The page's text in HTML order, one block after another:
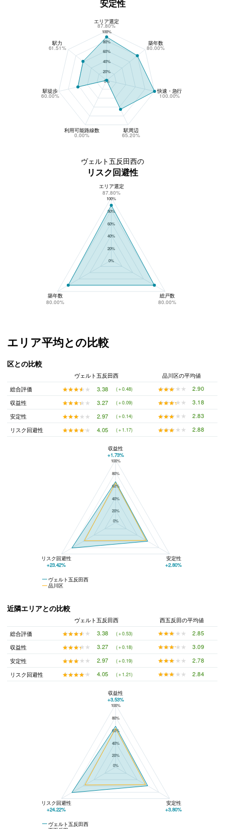
安定性
100%
80%
60%
40%
20%
0%
エリア選定
87.80%
駅力
61.51%
駅徒歩
60.00%
利用可能路線数
0.00%
駅周辺
65.20%
快速・急行
100.00%
築年数
80.00%
ヴェルト五反田西の
リスク回避性
ヴェルト五反田西のリスク回避性
100%
80%
60%
40%
20%
0%
エリア選定
87.80%
築年数
80.00%
総戸数
80.00%
エリア平均との比較
区との比較
ヴェルト五反田西
品川区の平均値
総合評価
★★★★★
★★★★★ 3.38 (＋0.48) ★★★★★
★★★★★
2.90
収益性
★★★★★
★★★★★ 3.27 (＋0.09) ★★★★★
★★★★★
3.18
安定性
★★★★★
★★★★★ 2.97 (＋0.14) ★★★★★
★★★★★
2.83
リスク回避性
★★★★★
★★★★★ 4.05 (＋1.17) ★★★★★
★★★★★ 2.88
ヴェルト五反田西と品川区の平均値の総合評価の比較
100%
80%
60%
40%
20%
0%
ヴェルト五反田西
品川区
収益性
+1.73%
リスク回避性
+23.42%
安定性
+2.80%
近隣エリアとの比較
ヴェルト五反田西
西五反田の平均値
総合評価
★★★★★
★★★★★ 3.38 (＋0.53) ★★★★★
★★★★★
2.85
収益性
★★★★★
★★★★★ 3.27 (＋0.18) ★★★★★
★★★★★
3.09
安定性
★★★★★
★★★★★ 2.97 (＋0.19) ★★★★★
★★★★★
2.78
リスク回避性
★★★★★
★★★★★ 4.05 (＋1.21) ★★★★★
★★★★★ 2.84
ヴェルト五反田西と西五反田の平均値の総合評価の比較
100%
80%
60%
40%
20%
0%
ヴェルト五反田西
収益性
+3.53%
リスク回避性
+24.22%
安定性
+3.80%